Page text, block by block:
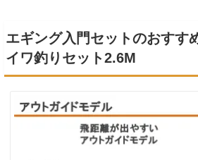
エギング入門セットのおすす
イワ釣りセット2.6M